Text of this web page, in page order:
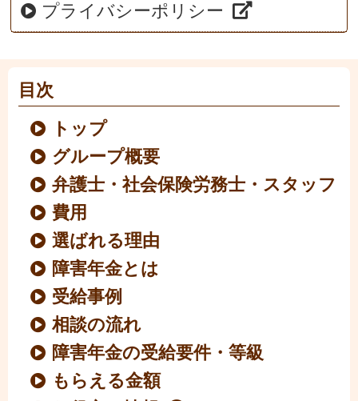
プライバシーポリシー
目次
トップ
グループ概要
弁護士・社会保険労務士・スタッフ
費用
選ばれる理由
障害年金とは
受給事例
相談の流れ
障害年金の受給要件・等級
もらえる金額